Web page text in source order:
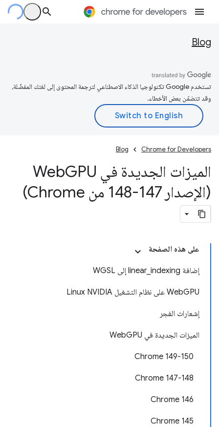
Blog
تستخدم Google تكنولوجيا الذكاء الاصطناعي لترجمة المحتوى إلى لغتك المفضّلة،
وقد تتضمّن بعض الأخطاء.
Chrome for Developers
Blog
الميزات الجديدة في Web GPU
(الإصدار 147-148 من Chrome)
على هذه الصفحة
إضافة linear_indexing إلى WGSL
WebGPU على نظام التشغيل Linux NVIDIA
إشعارات الفجر
الميزات الجديدة في WebGPU
‫Chrome 149-150
Chrome 147-148
‫Chrome 146
Chrome 145